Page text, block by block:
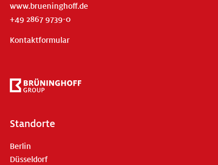
www.brueninghoff.de
+49 2867 9739-0
Kontaktformular
Standorte
Berlin
Düsseldorf